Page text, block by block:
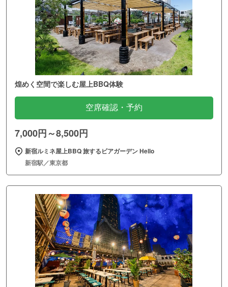
煌めく空間で楽しむ屋上BBQ体験
空席確認・予約
7,000円～8,500円
新宿ルミネ屋上BBQ 旅するビアガーデン Hello
新宿駅／東京都